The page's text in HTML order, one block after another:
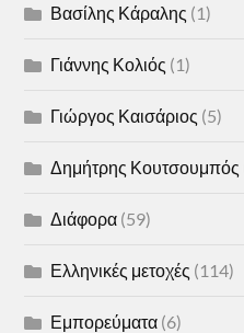
Βασίλης Κάραλης (1)
Γιάννης Κολιός (1)
Γιώργος Καισάριος (5)
Δημήτρης Κουτσουμπός
Διάφορα (59)
Ελληνικές μετοχές (114)
Εμπορεύματα (6)